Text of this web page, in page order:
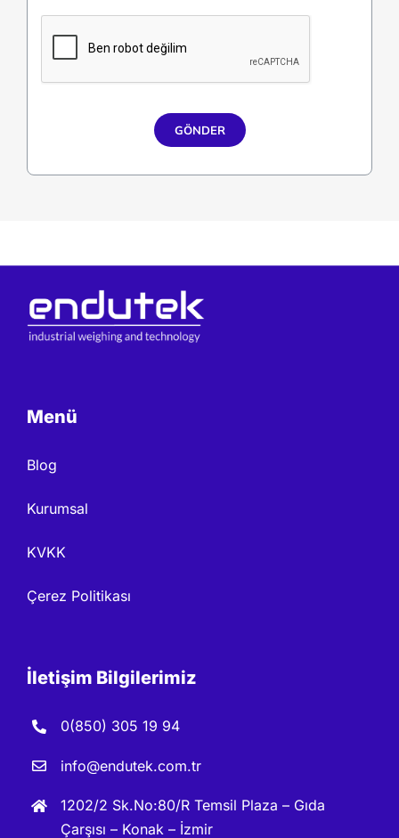
GÖNDER
Menü
Blog
Kurumsal
KVKK
Çerez Politikası
İletişim Bilgilerimiz
0(850) 305 19 94
info@endutek.com.tr
1202/2 Sk.No:80/R Temsil Plaza – Gıda
Çarşısı – Konak – İzmir